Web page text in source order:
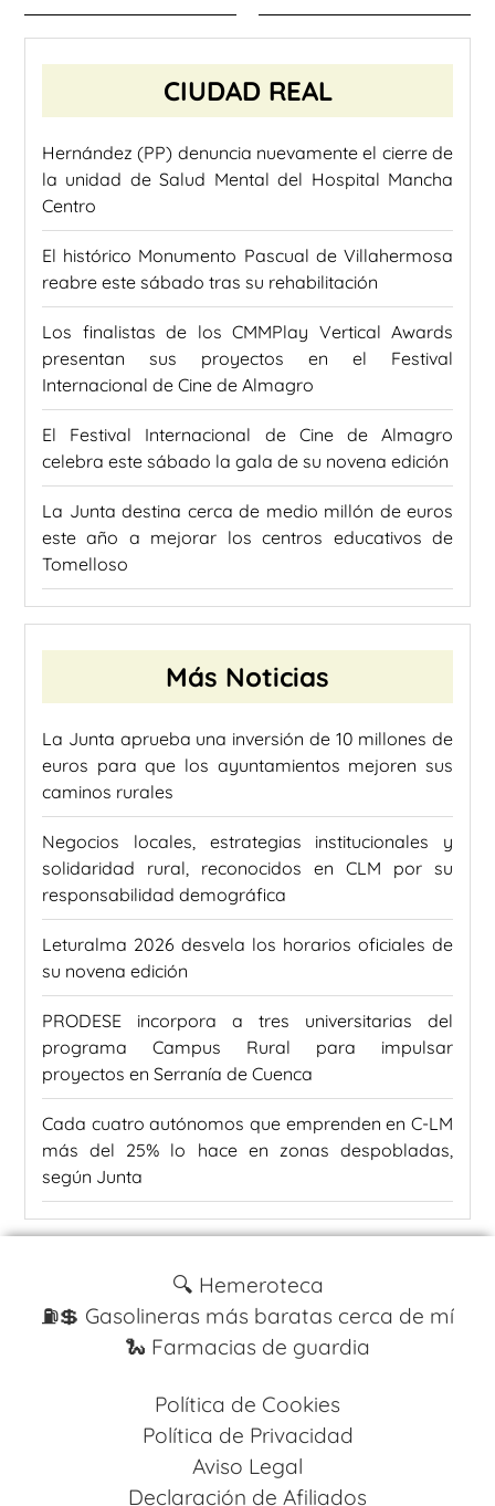
CIUDAD REAL
Hernández (PP) denuncia nuevamente el cierre de
la unidad de Salud Mental del Hospital Mancha
Centro
El histórico Monumento Pascual de Villahermosa
reabre este sábado tras su rehabilitación
Los finalistas de los CMMPlay Vertical Awards
presentan sus proyectos en el Festival
Internacional de Cine de Almagro
El Festival Internacional de Cine de Almagro
celebra este sábado la gala de su novena edición
La Junta destina cerca de medio millón de euros
este año a mejorar los centros educativos de
Tomelloso
Más Noticias
La Junta aprueba una inversión de 10 millones de
euros para que los ayuntamientos mejoren sus
caminos rurales
Negocios locales, estrategias institucionales y
solidaridad rural, reconocidos en CLM por su
responsabilidad demográfica
Leturalma 2026 desvela los horarios oficiales de
su novena edición
PRODESE incorpora a tres universitarias del
programa Campus Rural para impulsar
proyectos en Serranía de Cuenca
Cada cuatro autónomos que emprenden en C-LM
más del 25% lo hace en zonas despobladas,
según Junta
🔍 Hemeroteca
⛽️💲 Gasolineras más baratas cerca de mí
🐍 Farmacias de guardia
Política de Cookies
Política de Privacidad
Aviso Legal
Declaración de Afiliados